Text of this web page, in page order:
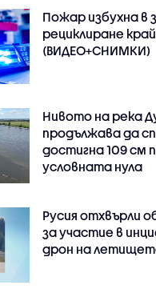
Пожар избухна в
рециклиране
(ВИДЕО+СНИМКИ)
Нивото на река
продължава да
достигна 109 см
условната нула
Русия отхвърли
за участие в
дрон на